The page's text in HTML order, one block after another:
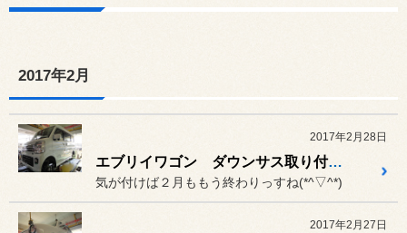
2017年2月
2017年2月28日
エブリイワゴン ダウンサス取り付け！
気が付けば２月ももう終わりっすね(*^▽^*)
2017年2月27日